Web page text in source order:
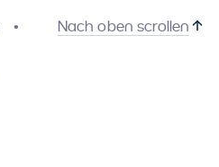
Nach oben scrollen